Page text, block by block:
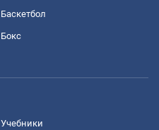
Баскетбол
Бокс
Учебники